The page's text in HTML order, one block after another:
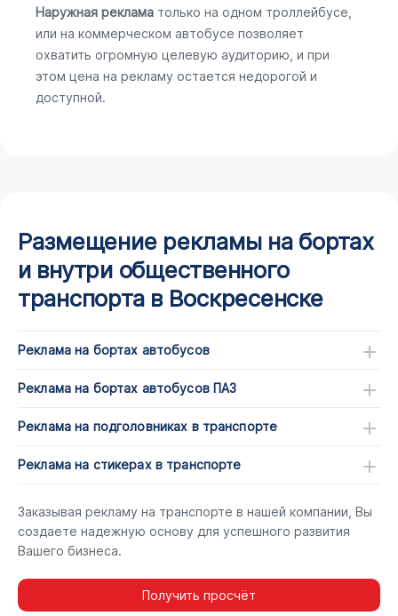
Наружная реклама только на одном троллейбусе,
или на коммерческом автобусе позволяет
охватить огромную целевую аудиторию, и при
этом цена на рекламу остается недорогой и
доступной.
Размещение рекламы на бортах
и внутри общественного
транспорта в Воскресенске
Реклама на бортах автобусов
Реклама на бортах автобусов ПАЗ
Реклама на подголовниках в транспорте
Реклама на стикерах в транспорте
Заказывая рекламу на транспорте в нашей компании, Вы
создаете надежную основу для успешного развития
Вашего бизнеса.
Получить просчёт